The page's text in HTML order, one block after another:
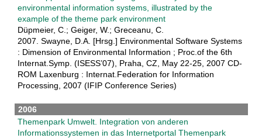
environmental information systems, illustrated by the
example of the theme park environment
Düpmeier, C.; Geiger, W.; Greceanu, C.
2007. Swayne, D.A. [Hrsg.] Environmental Software Systems
: Dimension of Environmental Information ; Proc.of the 6th
Internat.Symp. (ISESS’07), Praha, CZ, May 22-25, 2007 CD-
ROM Laxenburg : Internat.Federation for Information
Processing, 2007 (IFIP Conference Series)
2006
Themenpark Umwelt. Integration von anderen
Informationssystemen in das Internetportal Themenpark